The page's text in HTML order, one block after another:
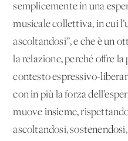
semplicemente in una
musicale collettiva, in cui
ascoltandosi”, e che è un
la relazione, perché offre
contesto espressivo-
con in più la forza
muove insieme,
ascoltandosi,